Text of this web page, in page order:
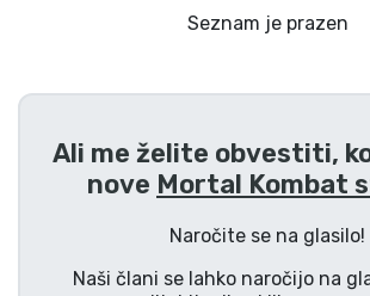
Seznam je prazen
Ali me želite obvestiti,
nove Mortal Kombat
Naročite se na glasilo!
Naši člani se lahko naročijo na
Dostava in plačilo
Tv serijske izdelki
Filmske izdelki
Risani izdelki